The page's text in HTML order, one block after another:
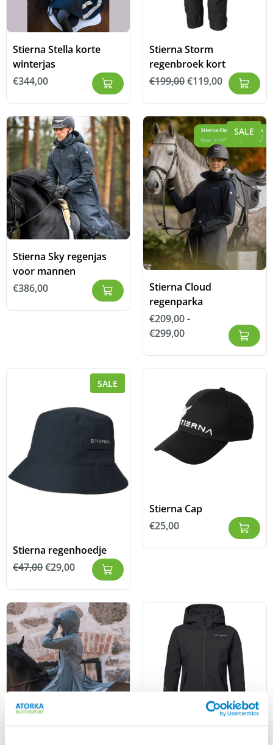
Stierna Stella korte
winterjas
€344,00
Stierna Storm
regenbroek kort
€199,00€119,00
Stierna Sky regenjas
voor mannen
€386,00
SALE
Stierna Cloud
regenparka
€209,00-
€299,00
SALE
Stierna regenhoedje
€47,00€29,00
Stierna Cap
€25,00